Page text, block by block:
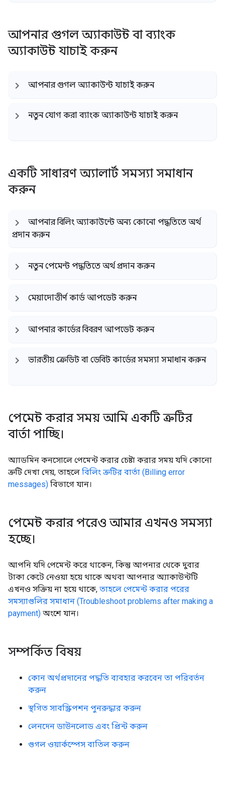
আপনার গুগল অ্যাকাউন্ট বা ব্যাংক
অ্যাকাউন্ট যাচাই করুন
আপনার গুগল অ্যাকাউন্ট যাচাই করুন
নতুন যোগ করা ব্যাংক অ্যাকাউন্ট যাচাই করুন
একটি সাধারণ অ্যালার্ট সমস্যা সমাধান
করুন
আপনার বিলিং অ্যাকাউন্টে অন্য কোনো পদ্ধতিতে অর্থ
প্রদান করুন
নতুন পেমেন্ট পদ্ধতিতে অর্থ প্রদান করুন
মেয়াদোত্তীর্ণ কার্ড আপডেট করুন
আপনার কার্ডের বিবরণ আপডেট করুন
ভারতীয় ক্রেডিট বা ডেবিট কার্ডের সমস্যা সমাধান করুন
পেমেন্ট করার সময় আমি একটি ত্রুটির
বার্তা পাচ্ছি।
অ্যাডমিন কনসোলে পেমেন্ট করার চেষ্টা করার সময় যদি কোনো
ত্রুটি দেখা দেয়, তাহলে বিলিং ত্রুটির বার্তা (Billing error
messages) বিভাগে যান।
পেমেন্ট করার পরেও আমার এখনও সমস্যা
হচ্ছে।
আপনি যদি পেমেন্ট করে থাকেন, কিন্তু আপনার থেকে দুবার
টাকা কেটে নেওয়া হয়ে থাকে অথবা আপনার অ্যাকাউন্টটি
এখনও সক্রিয় না হয়ে থাকে, তাহলে পেমেন্ট করার পরের
সমস্যাগুলির সমাধান (Troubleshoot problems after making a
payment) অংশে যান।
সম্পর্কিত বিষয়
কোন অর্থপ্রদানের পদ্ধতি ব্যবহার করবেন তা পরিবর্তন
করুন
স্থগিত সাবস্ক্রিপশন পুনরুদ্ধার করুন
লেনদেন ডাউনলোড এবং প্রিন্ট করুন
গুগল ওয়ার্কস্পেস বাতিল করুন